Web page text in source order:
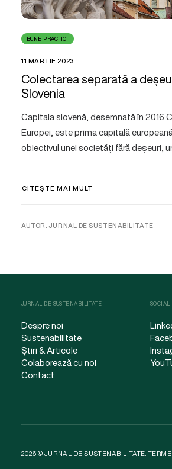
BUNE PRACTICI
11 MARTIE 2023
Colectarea separată a
Slovenia
Capitala slovenă, desemnată în 2016
Europei, este prima capitală
obiectivul unei societăți fără deșeuri,
CITEȘTE MAI MULT
AUTOR. JURNAL DE SUSTENABILITATE
JURNAL DE SUSTENABILITATE
Despre noi
Sustenabilitate
Știri & Articole
Colaborează cu noi
Contact
2026 © JURNAL DE SUSTENABILITATE.